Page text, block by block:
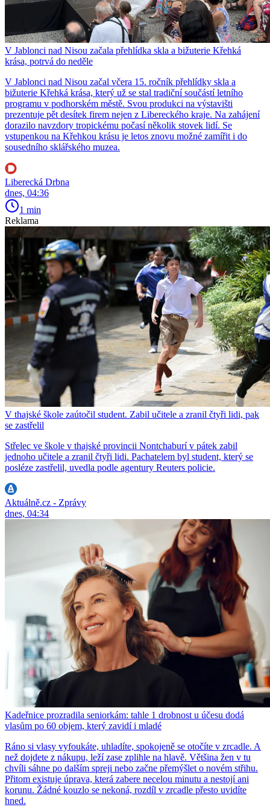
V Jablonci nad Nisou začala přehlídka skla a bižuterie Křehká
krása, potrvá do neděle
V Jablonci nad Nisou začal včera 15. ročník přehlídky skla a
bižuterie Křehká krása, který už se stal tradiční součástí letního
programu v podhorském městě. Svou produkci na výstavišti
prezentuje pět desítek firem nejen z Libereckého kraje. Na zahájení
dorazilo navzdory tropickému počasí několik stovek lidí. Se
vstupenkou na Křehkou krásu je letos znovu možné zamířit i do
sousedního sklářského muzea.
Liberecká Drbna
dnes, 04:36
1 min
Reklama
V thajské škole zaútočil student. Zabil učitele a zranil čtyři lidi, pak
se zastřelil
Střelec ve škole v thajské provincii Nontchaburí v pátek zabil
jednoho učitele a zranil čtyři lidi. Pachatelem byl student, který se
posléze zastřelil, uvedla podle agentury Reuters policie.
Aktuálně.cz - Zprávy
dnes, 04:34
Kadeřnice prozradila seniorkám: tahle 1 drobnost u účesu dodá
vlasům po 60 objem, který zavidí i mladé
Ráno si vlasy vyfoukáte, uhladíte, spokojeně se otočíte v zrcadle. A
než dojdete z nákupu, leží zase zplihle na hlavě. Většina žen v tu
chvíli sáhne po dalším spreji nebo začne přemýšlet o novém střihu.
Přitom existuje úprava, která zabere necelou minutu a nestojí ani
korunu. Žádné kouzlo se nekoná, rozdíl v zrcadle přesto uvidíte
hned.